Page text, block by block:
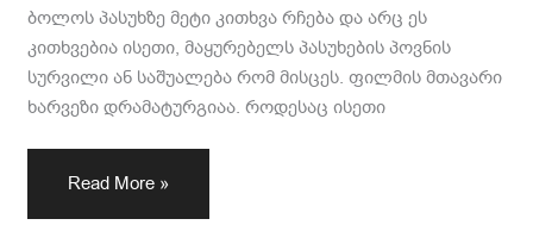
ბოლოს პასუხზე მეტი კითხვა რჩება და არც ეს
კითხვებია ისეთი, მაყურებელს პასუხების პოვნის
სურვილი ან საშუალება რომ მისცეს. ფილმის მთავარი
ხარვეზი დრამატურგიაა. როდესაც ისეთი
Read More »